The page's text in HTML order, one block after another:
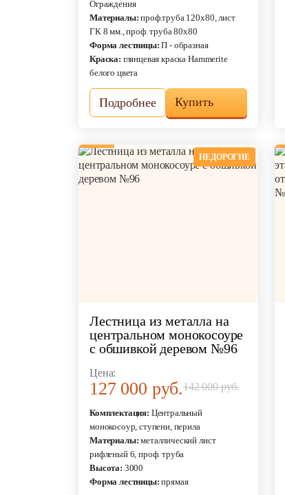
Ограждения
Материалы: проф.труба 120х80, лист
ГК 8 мм., проф. труба 80х80
Форма лестницы: П - образная
Краска: глянцевая краска Hammerite
белого цвета
Подробнее Купить
НЕДОРОГИЕ
Лестница из металла на
центральном монокосоуре
с обшивкой деревом №96
Цена:
127 000 руб.142 000 руб.
Комплектация: Центральный
монокосоур, ступени, перила
Материалы: металлический лист
рифленый 6, проф. труба
Высота: 3000
Форма лестницы: прямая